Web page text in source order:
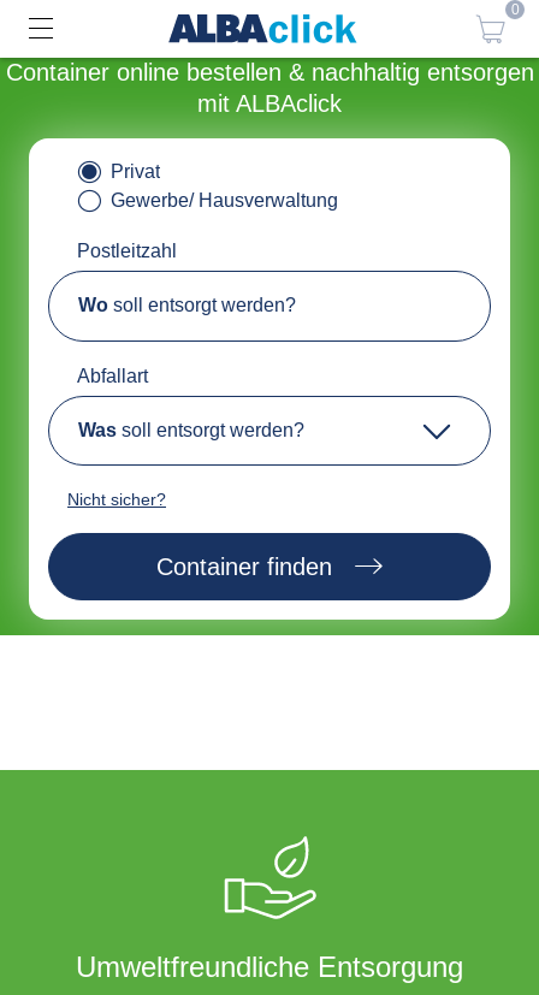
0
Container online bestellen & nachhaltig entsorgen
mit ALBAclick
Privat
Gewerbe/ Hausverwaltung
Postleitzahl
Wo soll entsorgt werden?
Abfallart
Was soll entsorgt werden?
Nicht sicher?
Container finden
Umweltfreundliche Entsorgung